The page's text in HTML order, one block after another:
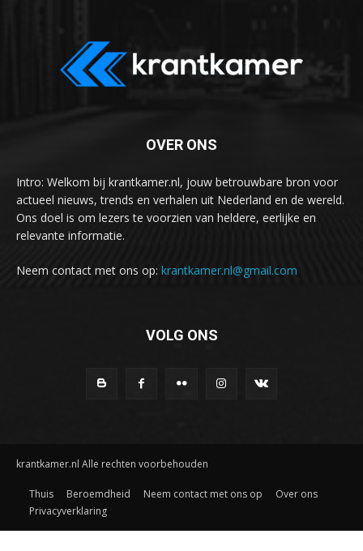
OVER ONS
Intro: Welkom bij krantkamer.nl, jouw betrouwbare bron voor
actueel nieuws, trends en verhalen uit Nederland en de wereld.
Ons doel is om lezers te voorzien van heldere, eerlijke en
relevante informatie.
Neem contact met ons op: krantkamer.nl@gmail.com
VOLG ONS
krantkamer.nl Alle rechten voorbehouden
Thuis Beroemdheid Neem contact met ons op
Over ons
Privacyverklaring